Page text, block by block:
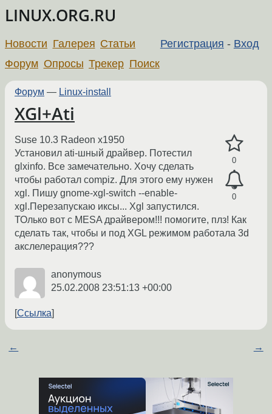
LINUX.ORG.RU
Регистрация - Вход
Новости Галерея Статьи
Форум Опросы Трекер Поиск
Форум — Linux-install
XGl+Ati
0
0
Suse 10.3 Radeon x1950
Установил ati-шный драйвер. Потестил
glxinfo. Все замечательно. Хочу сделать
чтобы работал compiz. Для этого ему нужен
xgl. Пишу gnome-xgl-switch --enable-
xgl.Перезапускаю иксы... Xgl запустился.
ТОлько вот с MESA драйвером!!! помогите, плз! Как
сделать так, чтобы и под XGL режимом работала 3d
акслелерация???
anonymous
25.02.2008 23:51:13 +00:00
Ссылка
← →